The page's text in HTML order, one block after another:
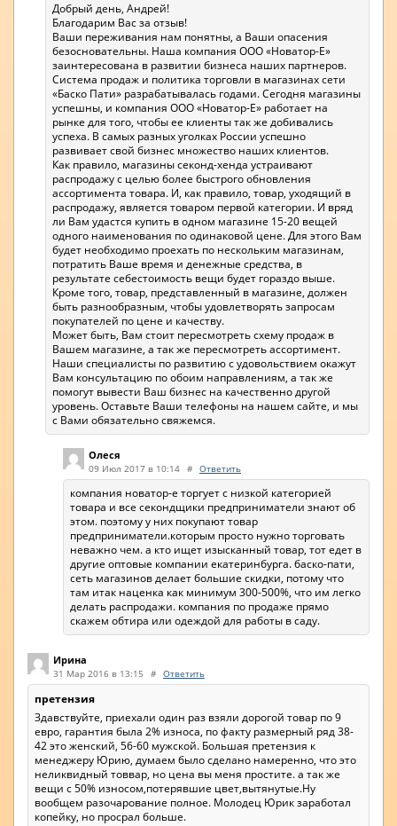
Добрый день, Андрей!
Благодарим Вас за отзыв!
Ваши переживания нам понятны, а Ваши опасения
безосновательны. Наша компания ООО «Новатор-Е»
заинтересована в развитии бизнеса наших партнеров.
Система продаж и политика торговли в магазинах сети
«Баско Пати» разрабатывалась годами. Сегодня магазины
успешны, и компания ООО «Новатор-Е» работает на
рынке для того, чтобы ее клиенты так же добивались
успеха. В самых разных уголках России успешно
развивает свой бизнес множество наших клиентов.
Как правило, магазины секонд-хенда устраивают
распродажу с целью более быстрого обновления
ассортимента товара. И, как правило, товар, уходящий в
распродажу, является товаром первой категории. И вряд
ли Вам удастся купить в одном магазине 15-20 вещей
одного наименования по одинаковой цене. Для этого Вам
будет необходимо проехать по нескольким магазинам,
потратить Ваше время и денежные средства, в
результате себестоимость вещи будет гораздо выше.
Кроме того, товар, представленный в магазине, должен
быть разнообразным, чтобы удовлетворять запросам
покупателей по цене и качеству.
Может быть, Вам стоит пересмотреть схему продаж в
Вашем магазине, а так же пересмотреть ассортимент.
Наши специалисты по развитию с удовольствием окажут
Вам консультацию по обоим направлениям, а так же
помогут вывести Ваш бизнес на качественно другой
уровень. Оставьте Ваши телефоны на нашем сайте, и мы
с Вами обязательно свяжемся.
Олеся
09 Июл 2017 в 10:14 # Ответить
компания новатор-е торгует с низкой категорией
товара и все секондщики предприниматели знают об
этом. поэтому у них покупают товар
предприниматели.которым просто нужно торговать
неважно чем. а кто ищет изысканный товар, тот едет в
другие оптовые компании екатеринбурга. баско-пати,
сеть магазинов делает большие скидки, потому что
там итак наценка как минимум 300-500%, что им легко
делать распродажи. компания по продаже прямо
скажем обтира или одеждой для работы в саду.
Ирина
31 Мар 2016 в 13:15 # Ответить
претензия
Здавствуйте, приехали один раз взяли дорогой товар по 9
евро, гарантия была 2% износа, по факту размерный ряд 38-
42 это женский, 56-60 мужской. Большая претензия к
менеджеру Юрию, думаем было сделано намеренно, что это
неликвидный товвар, но цена вы меня простите. а так же
вещи с 50% износом,потерявшие цвет,вытянутые.Ну
вообщем разочарование полное. Молодец Юрик заработал
копейку, но просрал больше.